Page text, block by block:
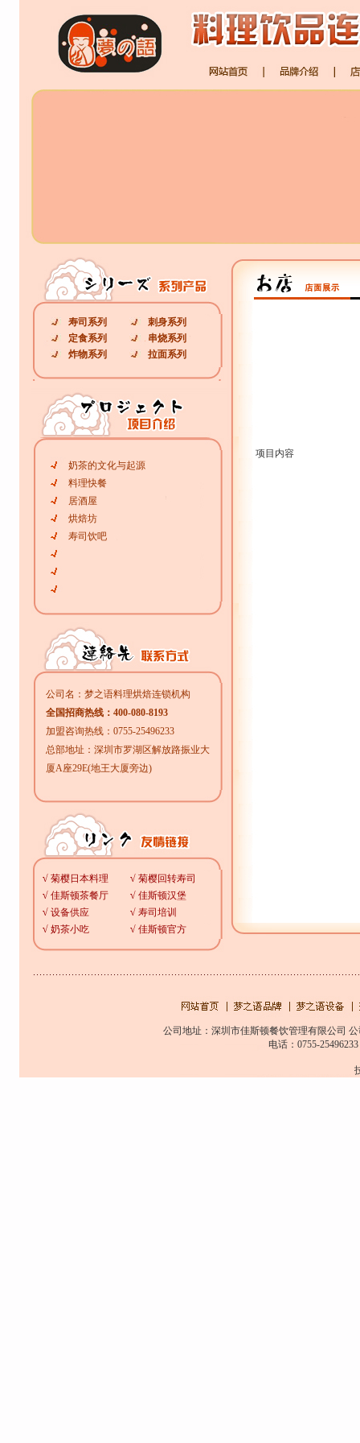
寿司系列
刺身系列
定食系列
串烧系列
炸物系列
拉面系列
奶茶的文化与起源
料理快餐
居酒屋
烘焙坊
寿司饮吧
公司名：梦之语料理烘焙连锁机构
全国招商热线：400-080-8193
加盟咨询热线：0755-25496233
总部地址：深圳市罗湖区解放路振业大
厦A座29E(地王大厦旁边)
√菊樱日本料理 √菊樱回转寿司
√佳斯顿茶餐厅 √佳斯顿汉堡
√设备供应 √寿司培训
√奶茶小吃 √佳斯顿官方
项目内容
公司地址：深圳市佳斯顿餐饮管理有限公司
电话：0755-